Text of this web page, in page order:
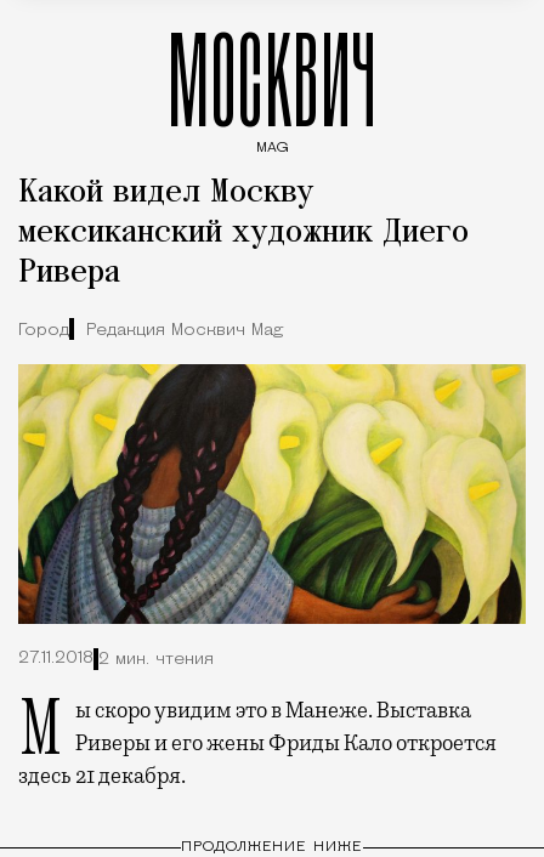
МОСКВИЧ
MAG
Какой видел Москву
мексиканский художник Диего
Ривера
Город Редакция Москвич Mag
27.11.2018 2 мин. чтения
Мы скоро увидим это в Манеже. Выставка Риверы и его жены Фриды Кало откроется
здесь 21 декабря.
ПРОДОЛЖЕНИЕ НИЖЕ